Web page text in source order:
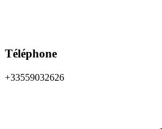
Téléphone
+33559032626